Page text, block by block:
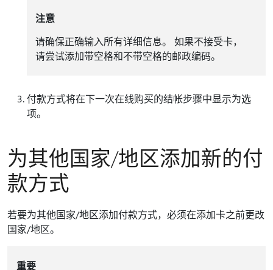
注意
请确保正确输入所有详细信息。 如果不接受卡，
请尝试添加带空格和不带空格的邮政编码。
付款方式将在下一次在线购买的结帐步骤中显示为选
项。
为其他国家/地区添加新的付
款方式
若要为其他国家/地区添加付款方式，必须在添加卡之前更改
国家/地区。
重要